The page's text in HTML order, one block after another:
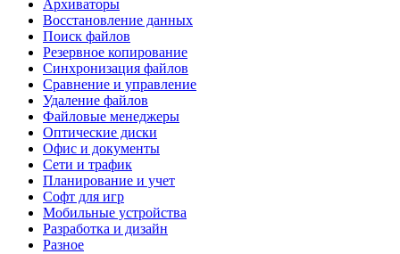
Архиваторы
Восстановление данных
Поиск файлов
Резервное копирование
Синхронизация файлов
Сравнение и управление
Удаление файлов
Файловые менеджеры
Оптические диски
Офис и документы
Сети и трафик
Планирование и учет
Софт для игр
Мобильные устройства
Разработка и дизайн
Разное